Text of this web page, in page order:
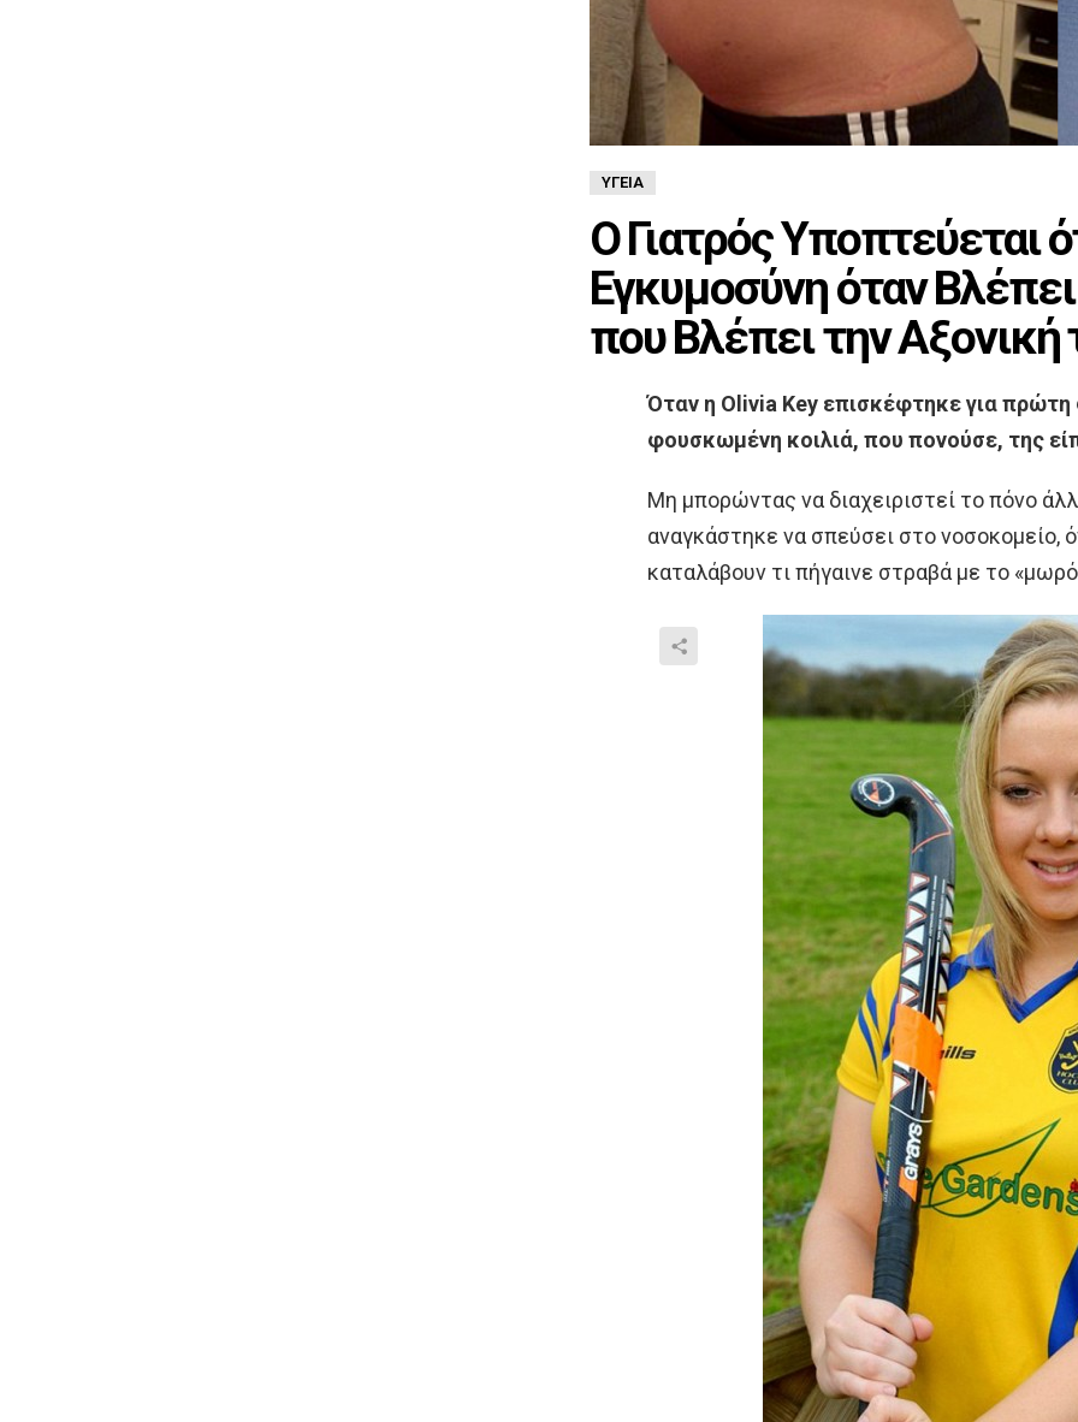
ΥΓΕΊΑ
Ο Γιατρός Υποπτεύεται
Εγκυμοσύνη όταν
που Βλέπει την Αξονική
Όταν η Olivia Key επισκέφτηκε για πρώτη
φουσκωμένη κοιλιά, που πονούσε, της
Μη μπορώντας να διαχειριστεί το πόνο
αναγκάστηκε να σπεύσει στο νοσοκομείο,
καταλάβουν τι πήγαινε στραβά με το